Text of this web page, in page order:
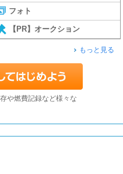
フォト
【PR】オークション
もっと見る
や燃費記録など様々な